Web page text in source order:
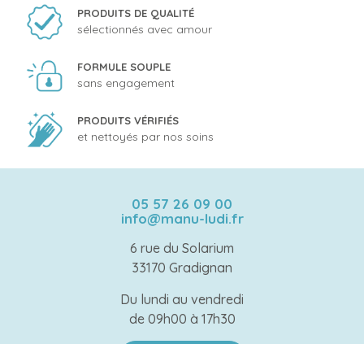
PRODUITS DE QUALITÉ
sélectionnés avec amour
FORMULE SOUPLE
sans engagement
PRODUITS VÉRIFIÉS
et nettoyés par nos soins
05 57 26 09 00
info@manu-ludi.fr
6 rue du Solarium
33170 Gradignan
Du lundi au vendredi
de 09h00 à 17h30